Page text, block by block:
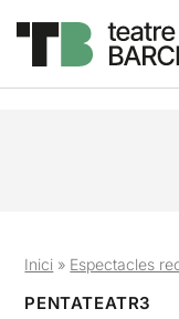
Inici » Espectacles
PENTATEATR3